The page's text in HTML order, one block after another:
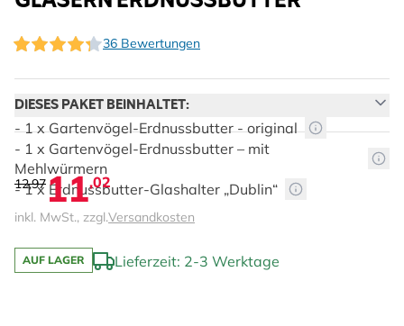
36 Bewertungen
DIESES PAKET BEINHALTET:
- 1 x Gartenvögel-Erdnussbutter - original
- 1 x Gartenvögel-Erdnussbutter – mit
Mehlwürmern
- 1 x Erdnussbutter-Glashalter „Dublin“
12,9711,02
inkl. MwSt., zzgl.Versandkosten
AUF LAGER
Lieferzeit: 2-3 Werktage